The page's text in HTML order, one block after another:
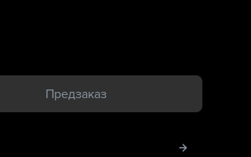
Предзаказ